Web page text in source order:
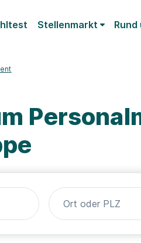
Stellenmarkt